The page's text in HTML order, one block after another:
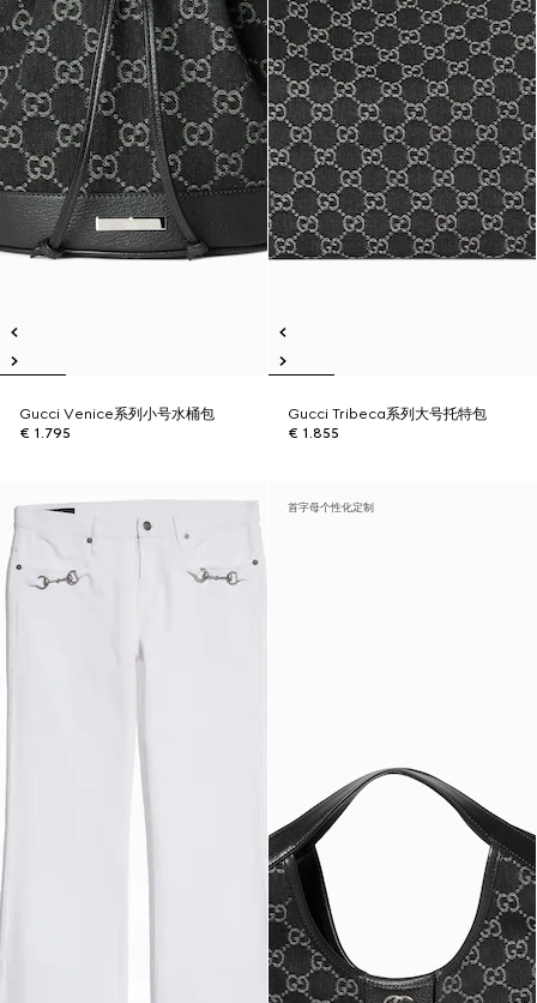
Gucci Venice系列小号水桶包
€ 1.795
Gucci Tribeca系列大号托特包
€ 1.855
首字母个性化定制